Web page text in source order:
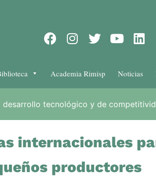
Academia Rimisp Noticias
desarrollo tecnológico y de
internacionales
productores